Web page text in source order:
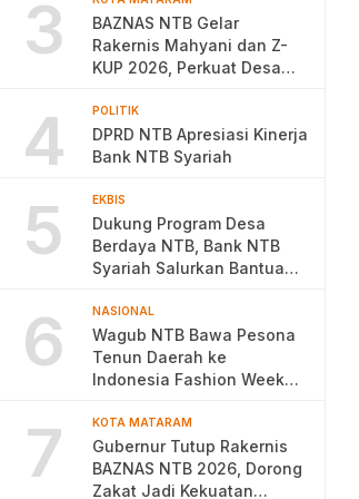
3
BAZNAS NTB Gelar
Rakernis Mahyani dan Z-
KUP 2026, Perkuat Desa
4 POLITIK
DPRD NTB Apresiasi Kinerja
Bank NTB Syariah
5 EKBIS
Dukung Program Desa
Berdaya NTB, Bank NTB
Syariah Salurkan Bantuan
6 NASIONAL
Wagub NTB Bawa Pesona
Tenun Daerah ke
Indonesia Fashion Week
7 KOTA MATARAM
Gubernur Tutup Rakernis
BAZNAS NTB 2026, Dorong
Zakat Jadi Kekuatan